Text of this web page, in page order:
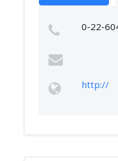
0-22-
http://